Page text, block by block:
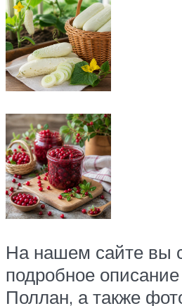
На нашем сайте вы
подробное
Поллан, а также